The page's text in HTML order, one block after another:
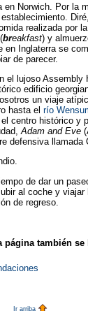
en Norwich. Por la
realizada por la
breakfast) y
en Inglaterra se
de parecer.
el lujoso Assembly
edificio
un viaje
hasta el río
centro histórico y
Adam and Eve
defensiva llamada
de dar un
al coche y viajar
de regreso.
página también
Ir arriba